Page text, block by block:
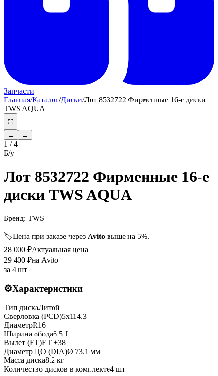
Запчасти
Главная/Каталог/Диски/Лот 8532722 Фирменные 16-е диски
TWS AQUA
⛶
←
→
1 /4
Б/у
Лот 8532722 Фирменные 16-е
диски TWS AQUA
Бренд: TWS
🏷️Цена при заказе через Avito выше на 5%.
28 000 ₽Актуальная цена
29 400 ₽на Avito
за 4 шт
⚙️Характеристики
Тип дискаЛитой
Сверловка (PCD)5x114.3
ДиаметрR16
Ширина обода6.5 J
Вылет (ET)ET +38
Диаметр ЦО (DIA)Ø 73.1 мм
Масса диска8.2 кг
Количество дисков в комплекте4 шт